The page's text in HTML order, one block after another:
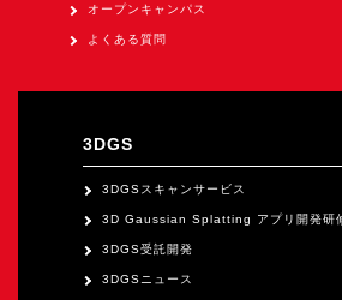
オープンキャンパス
よくある質問
3DGS
3DGSスキャンサービス
3D Gaussian Splatting アプリ開発研
3DGS受託開発
3DGSニュース